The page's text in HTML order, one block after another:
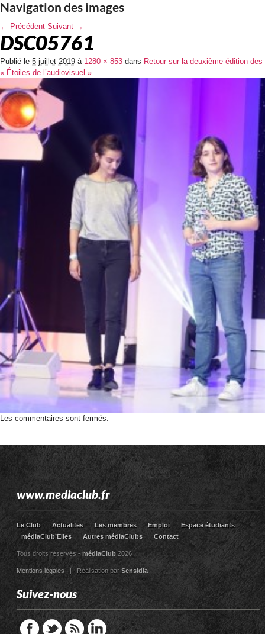
Navigation des images
← Précédent Suivant →
DSC05761
Publié le 5 juillet 2019 à 1280 × 853 dans Retour sur la deuxième édition des
« Étoiles de l’audiovisuel »
Les commentaires sont fermés.
www.mediaclub.fr
Le Club Actualites Les membres Emploi
Espace étudiants
médiaClub’Elles
Autres médiaClubs Contact
Tous droits réservés - médiaClub2026
Mentions légales| Réalisation par Sensidia
Suivez-nous